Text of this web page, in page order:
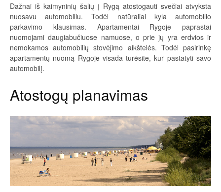
Dažnai iš kaimyninių šalių į Rygą atostogauti svečiai atvyksta
nuosavu automobiliu. Todėl natūraliai kyla automobilio
parkavimo klausimas. Apartamentai Rygoje paprastai
nuomojami daugiabučiuose namuose, o prie jų yra erdvios ir
nemokamos automobilių stovėjimo aikštelės. Todėl pasirinkę
apartamentų nuomą Rygoje visada turėsite, kur pastatyti savo
automobilį.
Atostogų planavimas